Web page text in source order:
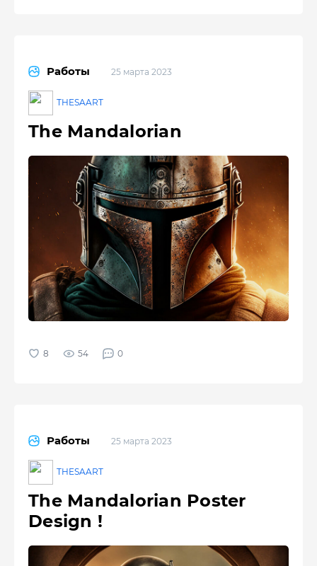
Работы 25 марта 2023
THESAART
The Mandalorian
54 0
Работы 25 марта 2023
THESAART
The Mandalorian Poster
Design !